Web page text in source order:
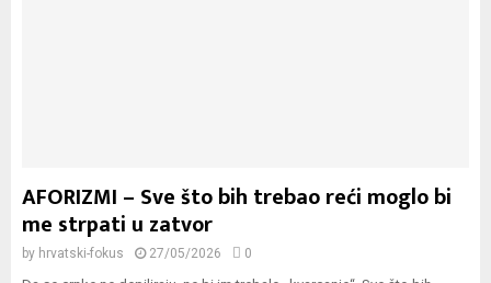
AFORIZMI – Sve što bih trebao reći moglo bi
me strpati u zatvor
by hrvatski-fokus 27/05/2026 0